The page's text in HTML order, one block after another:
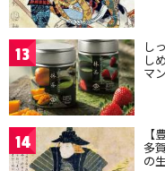
13 し
し
マ
14 【
多
の